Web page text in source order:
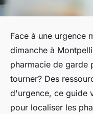
Face à une urgence
dimanche à
pharmacie de garde
tourner? Des
d'urgence, ce guide
pour localiser les